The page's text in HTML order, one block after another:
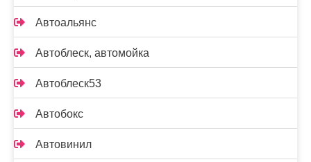
Автоальянс
Автоблеск, автомойка
Автоблеск53
Автобокс
Автовинил